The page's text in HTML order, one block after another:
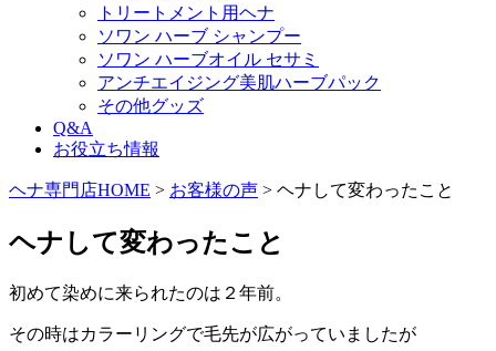
トリートメント用ヘナ
ソワン ハーブ シャンプー
ソワン ハーブオイル セサミ
アンチエイジング美肌ハーブパック
その他グッズ
Q&A
お役立ち情報
ヘナ専門店HOME > お客様の声 > ヘナして変わったこと
ヘナして変わったこと
初めて染めに来られたのは２年前。
その時はカラーリングで毛先が広がっていましたが